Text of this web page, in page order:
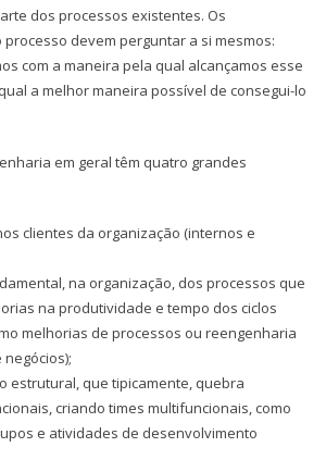
dos processos existentes. Os
devem perguntar a si mesmos:
com a maneira pela qual alcançamos esse
a melhor maneira possível de consegui-lo
em geral têm quatro grandes
clientes da organização (internos e
na organização, dos processos que
na produtividade e tempo dos ciclos
melhorias de processos ou reengenharia
estrutural, que tipicamente, quebra
criando times multifuncionais, como
e atividades de desenvolvimento